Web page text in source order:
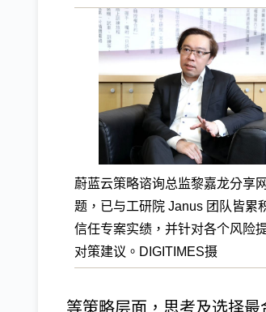
蔚蓝云策略谘询总监黎嘉龙分享
题，已与工研院 Janus 团队皆累
信任专案实绩，并针对各个风险
对策建议。DIGITIMES摄
等策略层面，思考及选择